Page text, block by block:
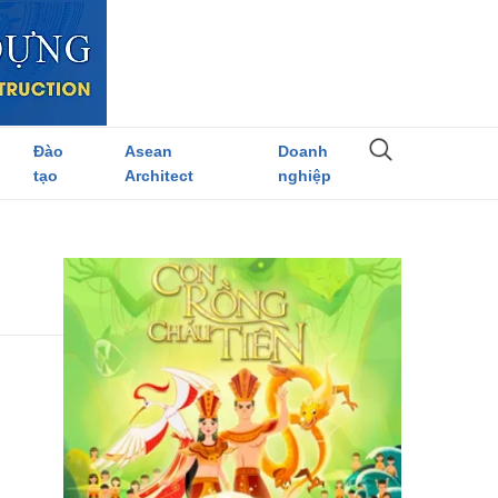
Đào
tạo
Asean
Architect
Doanh
nghiệp